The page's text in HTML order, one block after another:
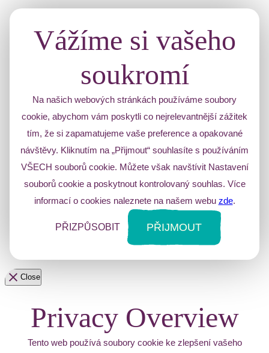
Vážíme si vašeho
soukromí
Na našich webových stránkách používáme soubory
cookie, abychom vám poskytli co nejrelevantnější zážitek
tím, že si zapamatujeme vaše preference a opakované
návštěvy. Kliknutím na „Přijmout“ souhlasíte s používáním
VŠECH souborů cookie. Můžete však navštívit Nastavení
souborů cookie a poskytnout kontrolovaný souhlas. Více
informací o cookies naleznete na našem webu zde.
PŘIZPŮSOBIT PŘIJMOUT
Close
Privacy Overview
Tento web používá soubory cookie ke zlepšení vašeho